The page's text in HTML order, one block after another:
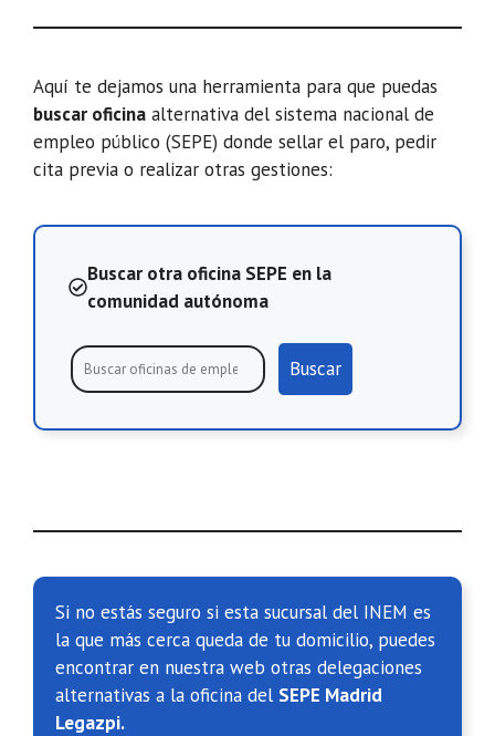
Aquí te dejamos una herramienta para que puedas
buscar oficina alternativa del sistema nacional de
empleo público (SEPE) donde sellar el paro, pedir
cita previa o realizar otras gestiones:
Buscar otra oficina SEPE en la
comunidad autónoma
Buscar
Si no estás seguro si esta sucursal del INEM es
la que más cerca queda de tu domicilio, puedes
encontrar en nuestra web otras delegaciones
alternativas a la oficina del SEPE Madrid
Legazpi.